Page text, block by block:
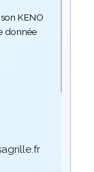
KENO
donnée